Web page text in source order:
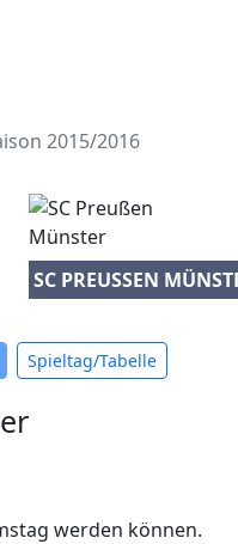
2015/2016
SC PREUSSEN
Spieltag/Tabelle
werden können.